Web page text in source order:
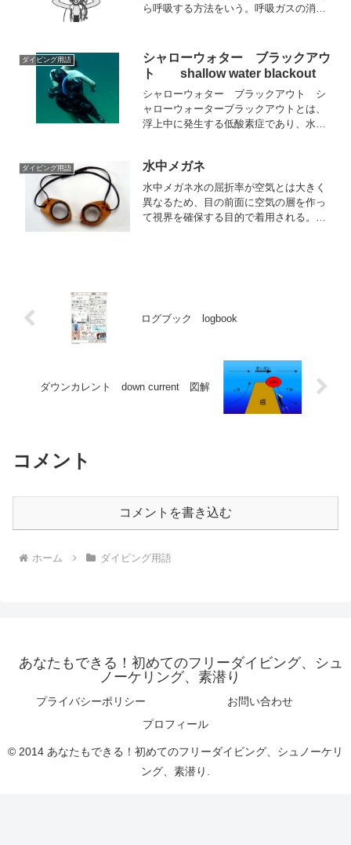
ら呼吸する方法をいう。呼吸ガスの消費
れば酸素消費量が増加する。呼吸を我慢
すると一...
ダイビング用語
シャローウォター ブラックアウ
ト shallow water blackout
シャローウォター ブラックアウト シ
ャローウォーターブラックアウトとは、
浮上中に発生する低酸素症であり、水面
の中の気圧が低下して酸素分圧も低下す
る｡そのため肺から供給さ...
ダイビング用語 水中メガネ
水中メガネ水の屈折率が空気とは大きく
異なるため、目の前面に空気の層を作っ
て視界を確保する目的で着用される。ま
ログブック logbook
ダウンカレント down current 図解
コメント
コメントを書き込む
ホーム ダイビング用語
あなたもできる！初めてのフリーダイビング、シュ
ノーケリング、素潜り
プライバシーポリシー
お問い合わせ
プロフィール
© 2014 あなたもできる！初めてのフリーダイビング、シュノーケリ
ング、素潜り.